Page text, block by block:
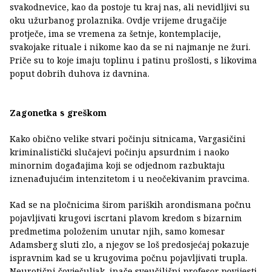
svakodnevice, kao da postoje tu kraj nas, ali nevidljivi su
oku užurbanog prolaznika. Ovdje vrijeme drugačije
protječe, ima se vremena za šetnje, kontemplacije,
svakojake rituale i nikome kao da se ni najmanje ne žuri.
Priče su to koje imaju toplinu i patinu prošlosti, s likovima
poput dobrih duhova iz davnina.
Zagonetka s greškom
Kako obično velike stvari počinju sitnicama, Vargasičini
kriminalistički slučajevi počinju apsurdnim i naoko
minornim događajima koji se odjednom razbuktaju
iznenađujućim intenzitetom i u neočekivanim pravcima.
Kad se na pločnicima širom pariških arondismana počnu
pojavljivati krugovi iscrtani plavom kredom s bizarnim
predmetima položenim unutar njih, samo komesar
Adamsberg sluti zlo, a njegov se loš predosjećaj pokazuje
ispravnim kad se u krugovima počnu pojavljivati trupla.